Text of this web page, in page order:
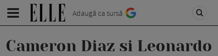
Adaugă ca sursă
Cameron Diaz si Leonardo